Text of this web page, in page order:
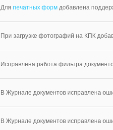
Для печатных форм добавлена
При загрузке фотографий на КПК
Исправлена работа фильтра
В Журнале документов исправлена
В Журнале документов исправлена